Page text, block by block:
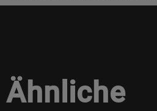
Ähnliche